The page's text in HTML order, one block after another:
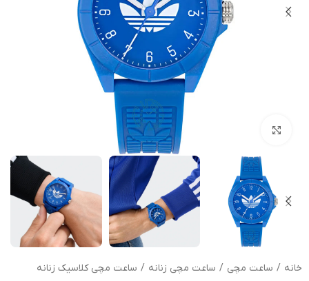
خانه / ساعت مچی / ساعت مچی زنانه / ساعت مچی کلاسیک زنانه